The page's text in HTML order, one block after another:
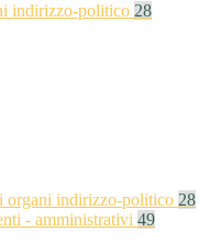
indirizzo-politico 28
organi indirizzo-politico 28
- amministrativi 49